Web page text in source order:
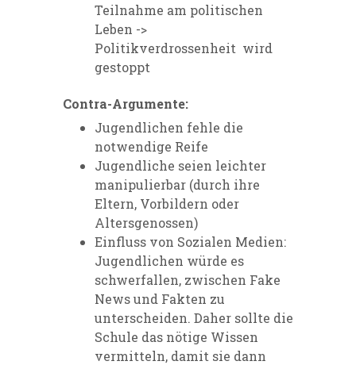
Teilnahme am politischen
Leben ->
Politikverdrossenheit wird
gestoppt
Contra-Argumente:
Jugendlichen fehle die
notwendige Reife
Jugendliche seien leichter
manipulierbar (durch ihre
Eltern, Vorbildern oder
Altersgenossen)
Einfluss von Sozialen Medien:
Jugendlichen würde es
schwerfallen, zwischen Fake
News und Fakten zu
unterscheiden. Daher sollte die
Schule das nötige Wissen
vermitteln, damit sie dann